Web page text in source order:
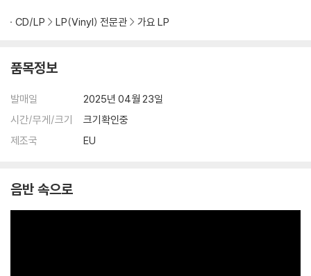
CD/LP LP(Vinyl) 전문관 가요 LP
품목정보
발매일
2025년 04월 23일
시간/무게/크기
크기확인중
제조국
EU
음반 속으로